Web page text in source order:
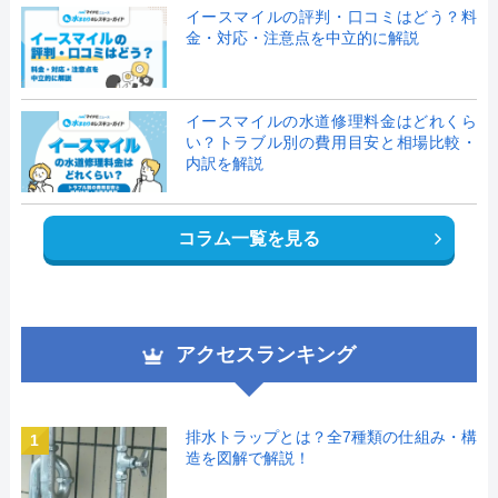
イースマイルの評判・口コミはどう？料
金・対応・注意点を中立的に解説
イースマイルの水道修理料金はどれくら
い？トラブル別の費用目安と相場比較・
内訳を解説
コラム一覧を見る
アクセスランキング
1
排水トラップとは？全7種類の仕組み・構
造を図解で解説！